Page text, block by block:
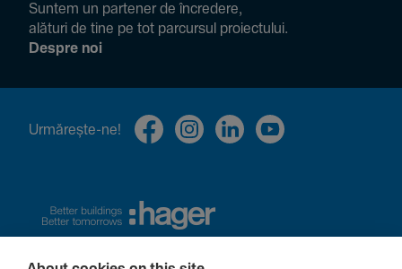
Suntem un partener de încre­dere,
alături de tine pe tot parcursul proiec­tului.
Despre noi
Urmă­rește-ne!